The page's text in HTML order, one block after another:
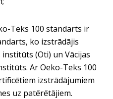
Teks 100 standarts ir
ko izstrādājis
(Oti) un Vācijas
Ar Oeko-Teks 100
izstrādājumiem
uz patērētājiem.